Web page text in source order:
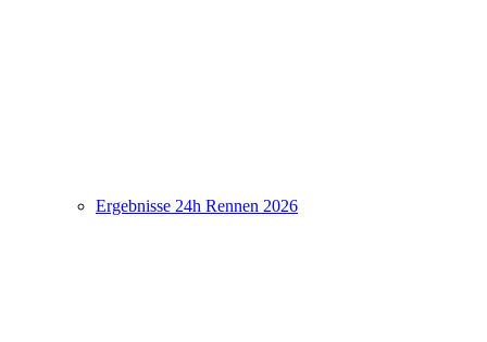
Ergebnisse 24h Rennen 2026